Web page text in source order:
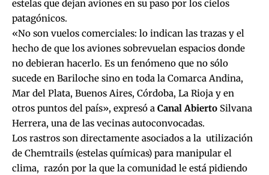
estelas que dejan aviones en su paso por los cielos
patagónicos.
«No son vuelos comerciales: lo indican las trazas y el
hecho de que los aviones sobrevuelan espacios donde
no debieran hacerlo. Es un fenómeno que no sólo
sucede en Bariloche sino en toda la Comarca Andina,
Mar del Plata, Buenos Aires, Córdoba, La Rioja y en
otros puntos del país», expresó a Canal Abierto Silvana
Herrera, una de las vecinas autoconvocadas.
Los rastros son directamente asociados a la utilización
de Chemtrails (estelas químicas) para manipular el
clima, razón por la que la comunidad le está pidiendo